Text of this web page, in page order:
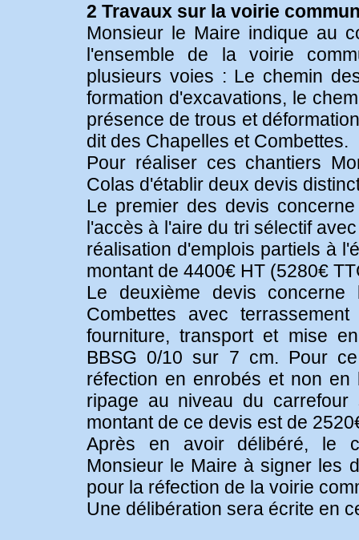
2 Travaux sur la voirie
Monsieur le Maire indique au
l'ensemble de la voirie
plusieurs voies : Le chemin
formation d'excavations, le
présence de trous et
dit des Chapelles et Combettes.
Pour réaliser ces chantiers
Colas d'établir deux devis
Le premier des devis
l'accès à l'aire du tri sélectif
réalisation d'emplois partiels à
montant de 4400€ HT (5280€
Le deuxième devis
Combettes avec
fourniture, transport et mise
BBSG 0/10 sur 7 cm. Pour
réfection en enrobés et non
ripage au niveau du
montant de ce devis est de
Après en avoir délibéré, le
Monsieur le Maire à signer les
pour la réfection de la voirie
Une délibération sera écrite en